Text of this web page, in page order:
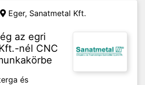
Eger, Sanatmetal Kft.
az egri
nél CNC
és